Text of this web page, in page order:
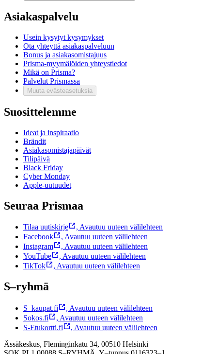
Asiakaspalvelu
Usein kysytyt kysymykset
Ota yhteyttä asiakaspalveluun
Bonus ja asiakasomistajuus
Prisma-myymälöiden yhteystiedot
Mikä on Prisma?
Palvelut Prismassa
Muuta evästeasetuksia
Suosittelemme
Ideat ja inspiraatio
Brändit
Asiakasomistajapäivät
Tilipäivä
Black Friday
Cyber Monday
Apple-uutuudet
Seuraa Prismaa
Tilaa uutiskirje , Avautuu uuteen välilehteen
Facebook
, Avautuu uuteen välilehteen
Instagram
, Avautuu uuteen välilehteen
YouTube
, Avautuu uuteen välilehteen
TikTok
, Avautuu uuteen välilehteen
S–ryhmä
S–kaupat.fi , Avautuu uuteen välilehteen
Sokos.fi
, Avautuu uuteen välilehteen
S-Etukortti.fi
, Avautuu uuteen välilehteen
Ässäkeskus, Fleminginkatu 34, 00510 Helsinki